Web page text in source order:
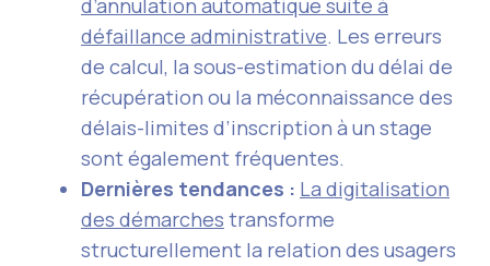
d’annulation automatique suite à
défaillance administrative. Les erreurs
de calcul, la sous-estimation du délai de
récupération ou la méconnaissance des
délais-limites d’inscription à un stage
sont également fréquentes.
Dernières tendances : La digitalisation
des démarches transforme
structurellement la relation des usagers